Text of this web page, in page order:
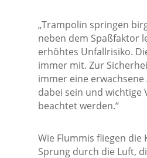
„Trampolin springen
neben dem Spaßfaktor
erhöhtes Unfallrisiko.
immer mit. Zur
immer eine
dabei sein und wichtige
beachtet werden.“
Wie Flummis fliegen die
Sprung durch die Luft,